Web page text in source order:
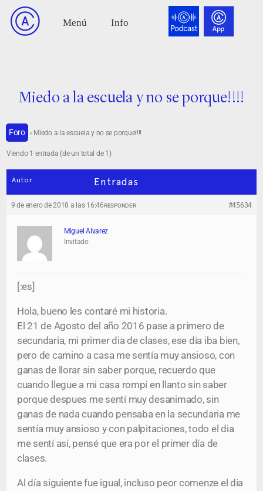
Miedo a la escuela y no se porque!!!!
Foro › Miedo a la escuela y no se porque!!!!
Viendo 1 entrada (de un total de 1)
Autor Entradas
9 de enero de 2018 a las 16:46 #45634
RESPONDER
Miguel Alvarez
Invitado
[:es]
Hola, bueno les contaré mi historia.
El 21 de Agosto del año 2016 pase a primero de
secundaria, mi primer dia de clases, ese día iba bien,
pero de camino a casa me sentía muy ansioso, con
ganas de llorar sin saber porque, recuerdo que
cuando llegue a mi casa rompí en llanto sin saber
porque despues me sentí muy desanimado, sin
ganas de nada cuando pensaba en la secundaria me
sentía muy ansioso y con palpitaciones, todo el dia
me sentí así, pensé que era por el primer día de
clases.
Al día siguiente fue igual, incluso peor comenze el dia